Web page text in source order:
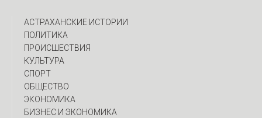
АСТРАХАНСКИЕ ИСТОРИИ
ПОЛИТИКА
ПРОИСШЕСТВИЯ
КУЛЬТУРА
СПОРТ
ОБЩЕСТВО
ЭКОНОМИКА
БИЗНЕС И ЭКОНОМИКА